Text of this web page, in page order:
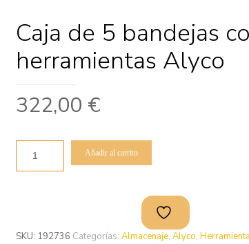
Caja de 5 bandejas
herramientas Alyco
322,00 €
Añadir al carrito
SKU: 192736 Categorías:Almacenaje,Alyco,